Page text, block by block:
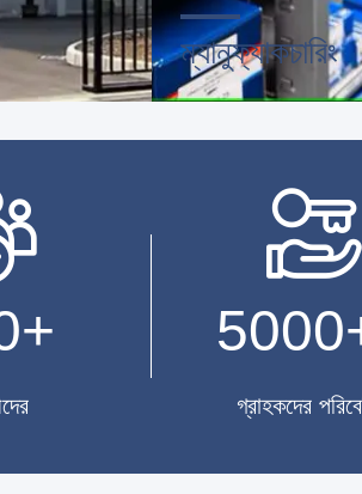
প্রয়োজনীয়
ম্যানুফ্যাকচারিং
ব্যবস্থা প্রক্রিয়া.আমরা
+
গ্রাহকদের